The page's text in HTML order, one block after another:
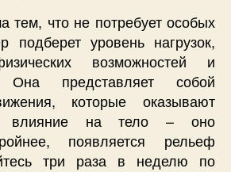
тем, что не потребует особых
подберет уровень нагрузок,
возможностей и
Она представляет собой
которые оказывают
влияние на тело – оно
появляется рельеф
три раза в неделю по